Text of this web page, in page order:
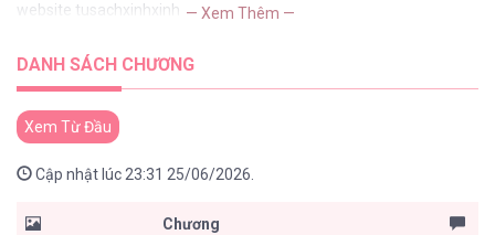
website tusachxinhxinh — Xem Thêm —
DANH SÁCH CHƯƠNG
Xem Từ Đầu
Cập nhật lúc 23:31 25/06/2026.
Chương